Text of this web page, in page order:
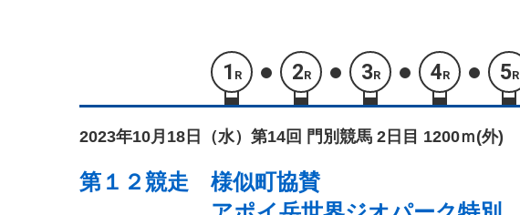
1 R 2R 3R 4R 5R
2023年10月18日（水） 第14回 門別競馬 2日目 1200ｍ(外)
第１２競走 様似町協賛